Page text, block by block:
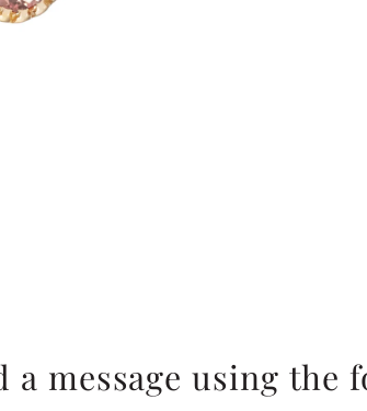
a message using the